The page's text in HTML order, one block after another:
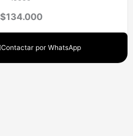
$134.000
Contactar por WhatsApp